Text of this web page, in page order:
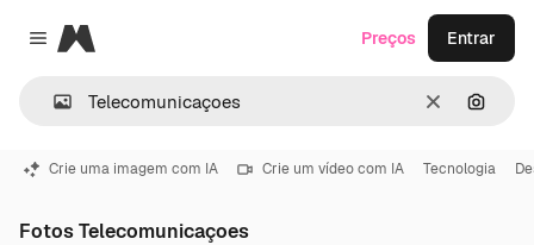
Close menu
Magnific
Limpar
Preços Entrar
Crie uma imagem com IA Crie um vídeo com IA Tecnologia
Fotos Telecomunicaçoes